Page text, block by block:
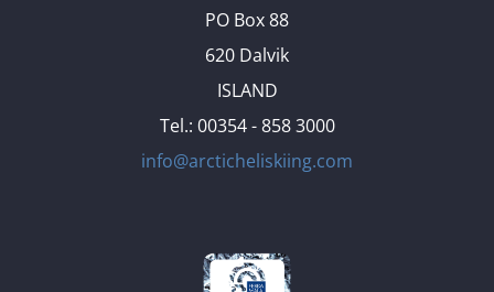
PO Box 88
620 Dalvik
ISLAND
Tel.: 00354 - 858 3000
info@arcticheliskiing.com